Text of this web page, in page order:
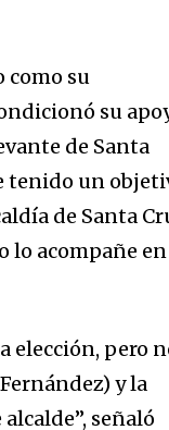
como su
su
de Santa
tenido un
de Santa
lo acompañe en
elección, pero
y la
señaló